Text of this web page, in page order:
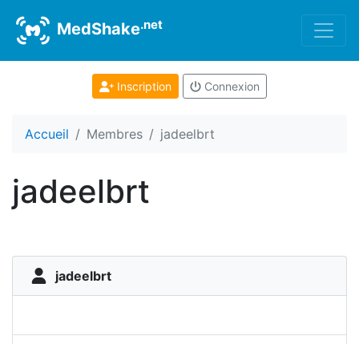
MedShake.net
Inscription Connexion
Accueil Membres jadeelbrt
jadeelbrt
jadeelbrt